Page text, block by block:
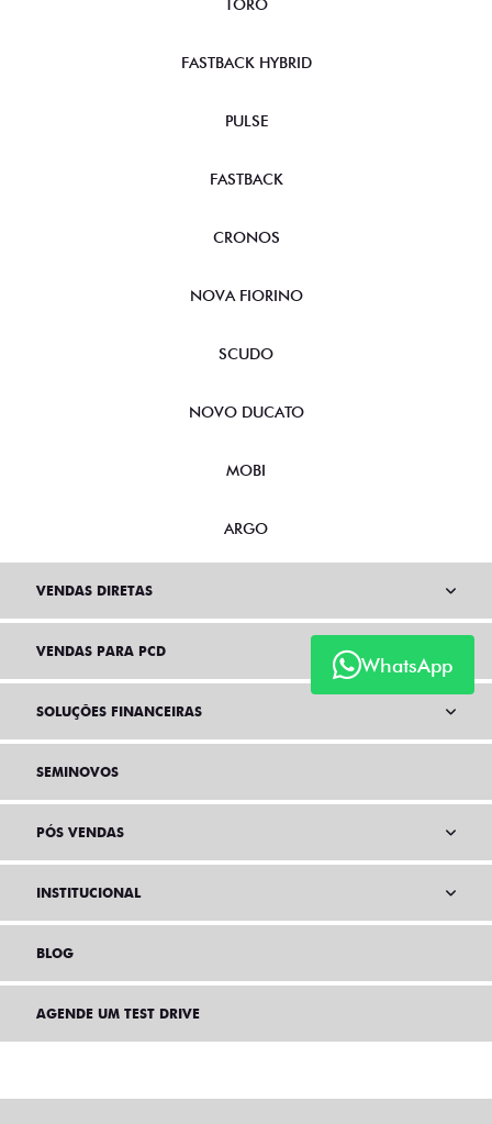
WhatsApp
TORO
FASTBACK HYBRID
PULSE
FASTBACK
CRONOS
NOVA FIORINO
SCUDO
NOVO DUCATO
MOBI
ARGO
VENDAS DIRETAS
VENDAS PARA PCD
SOLUÇÕES FINANCEIRAS
SEMINOVOS
PÓS VENDAS
INSTITUCIONAL
BLOG
AGENDE UM TEST DRIVE